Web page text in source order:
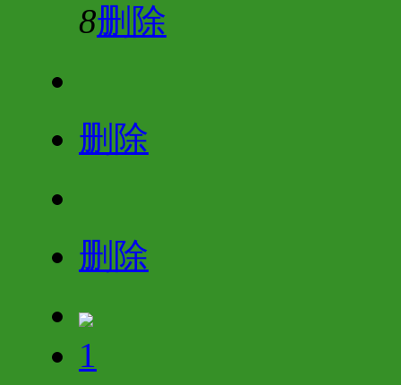
8删除
删除
删除
1